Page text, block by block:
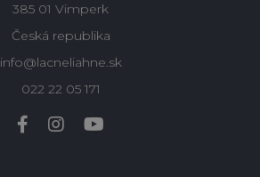
385 01 Vimperk
Česká republika
info@lacneliahne.sk
022 22 05 171